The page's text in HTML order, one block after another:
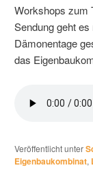
Workshops zum
Sendung geht
Dämonentage
das
Veröffentlicht unter
Eigenbaukombinat,